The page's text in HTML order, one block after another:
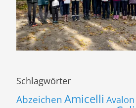
Schlagwörter
Abzeichen Amicelli Avalon